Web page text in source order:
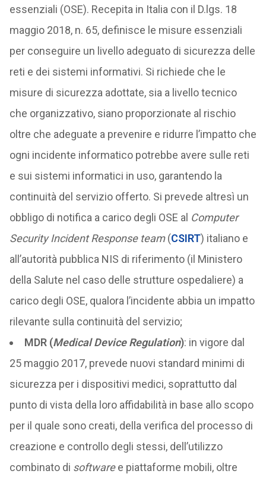
essenziali (OSE). Recepita in Italia con il D.lgs. 18
maggio 2018, n. 65, definisce le misure essenziali
per conseguire un livello adeguato di sicurezza delle
reti e dei sistemi informativi. Si richiede che le
misure di sicurezza adottate, sia a livello tecnico
che organizzativo, siano proporzionate al rischio
oltre che adeguate a prevenire e ridurre l’impatto che
ogni incidente informatico potrebbe avere sulle reti
e sui sistemi informatici in uso, garantendo la
continuità del servizio offerto. Si prevede altresì un
obbligo di notifica a carico degli OSE al Computer
Security Incident Response team(CSIRT) italiano e
all’autorità pubblica NIS di riferimento (il Ministero
della Salute nel caso delle strutture ospedaliere) a
carico degli OSE, qualora l’incidente abbia un impatto
rilevante sulla continuità del servizio;
MDR (Medical Device Regulation): in vigore dal
25 maggio 2017, prevede nuovi standard minimi di
sicurezza per i dispositivi medici, soprattutto dal
punto di vista della loro affidabilità in base allo scopo
per il quale sono creati, della verifica del processo di
creazione e controllo degli stessi, dell’utilizzo
combinato di softwaree piattaforme mobili, oltre